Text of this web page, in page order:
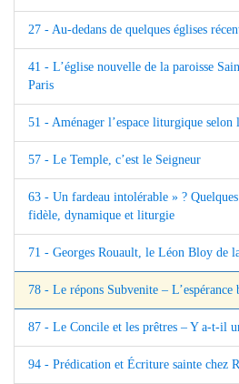
27 - Au-dedans de quelques églises
41 - L’église nouvelle de la paroisse
Paris
51 - Aménager l’espace liturgique
57 - Le Temple, c’est le Seigneur
63 - Un fardeau intolérable » ?
fidèle, dynamique et liturgie
71 - Georges Rouault, le Léon Bloy de
78 - Le répons Subvenite –
87 - Le Concile et les prêtres – Y a-t-il
94 - Prédication et Écriture sainte chez